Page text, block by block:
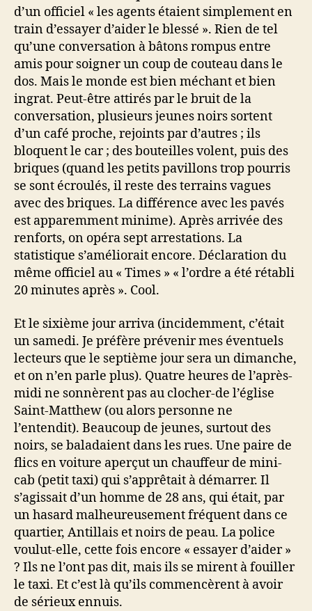
d’un officiel « les agents étaient simplement en
train d’essayer d’aider le blessé ». Rien de tel
qu’une conversation à bâtons rompus entre
amis pour soigner un coup de couteau dans le
dos. Mais le monde est bien méchant et bien
ingrat. Peut-être attirés par le bruit de la
conversation, plusieurs jeunes noirs sortent
d’un café proche, rejoints par d’autres ; ils
bloquent le car ; des bouteilles volent, puis des
briques (quand les petits pavillons trop pourris
se sont écroulés, il reste des terrains vagues
avec des briques. La différence avec les pavés
est apparemment minime). Après arrivée des
renforts, on opéra sept arrestations. La
statistique s’améliorait encore. Déclaration du
même officiel au « Times » « l’ordre a été rétabli
20 minutes après ». Cool.
Et le sixième jour arriva (incidemment, c’était
un samedi. Je préfère prévenir mes éventuels
lecteurs que le septième jour sera un dimanche,
et on n’en parle plus). Quatre heures de l’après-
midi ne sonnèrent pas au clocher-de l’église
Saint-Matthew (ou alors personne ne
l’entendit). Beaucoup de jeunes, surtout des
noirs, se baladaient dans les rues. Une paire de
flics en voiture aperçut un chauffeur de mini-
cab (petit taxi) qui s’apprêtait à démarrer. Il
s’agissait d’un homme de 28 ans, qui était, par
un hasard malheureusement fréquent dans ce
quartier, Antillais et noirs de peau. La police
voulut-elle, cette fois encore « essayer d’aider »
? Ils ne l’ont pas dit, mais ils se mirent à fouiller
le taxi. Et c’est là qu’ils commencèrent à avoir
de sérieux ennuis.